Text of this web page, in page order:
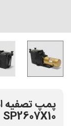
SP2607X10